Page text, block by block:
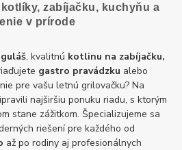
zabíjačku, kuchyňu a
v prírode
, kvalitnú kotlinu na zabíjačku,
gastro pravádzku alebo
pre vašu letnú grilovačku? Na
najširšiu ponuku riadu, s ktorým
stane zážitkom. Špecializujeme sa
riešení pre každého od
až po rodiny aj profesionálnych